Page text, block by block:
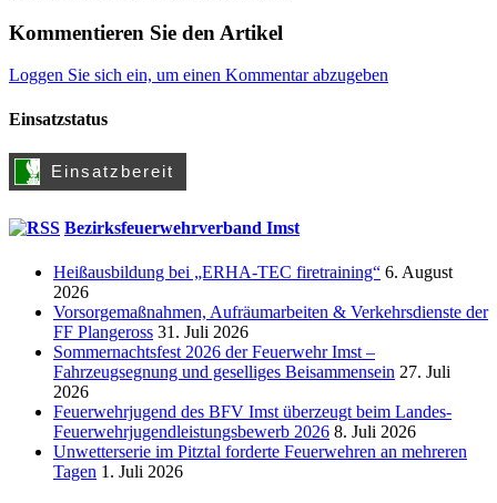
Kommentieren Sie den Artikel
Loggen Sie sich ein, um einen Kommentar abzugeben
Einsatzstatus
Bezirksfeuerwehrverband Imst
Heißausbildung bei „ERHA-TEC firetraining“ 6. August
2026
Vorsorgemaßnahmen, Aufräumarbeiten & Verkehrsdienste der
FF Plangeross 31. Juli 2026
Sommernachtsfest 2026 der Feuerwehr Imst –
Fahrzeugsegnung und geselliges Beisammensein 27. Juli
2026
Feuerwehrjugend des BFV Imst überzeugt beim Landes-
Feuerwehrjugendleistungsbewerb 2026 8. Juli 2026
Unwetterserie im Pitztal forderte Feuerwehren an mehreren
Tagen 1. Juli 2026